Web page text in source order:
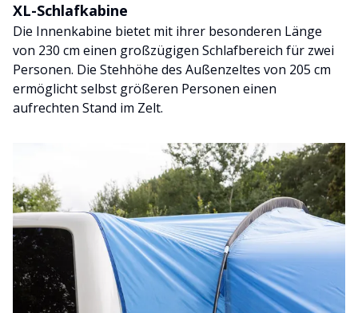
XL-Schlafkabine
Die Innenkabine bietet mit ihrer besonderen Länge
von 230 cm einen großzügigen Schlafbereich für zwei
Personen. Die Stehhöhe des Außenzeltes von 205 cm
ermöglicht selbst größeren Personen einen
aufrechten Stand im Zelt.